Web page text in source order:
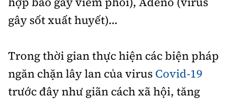
gây sốt xuất huyết)…
Trong thời gian thực hiện các biện pháp
ngăn chặn lây lan của virus Covid-19
trước đây như giãn cách xã hội, tăng